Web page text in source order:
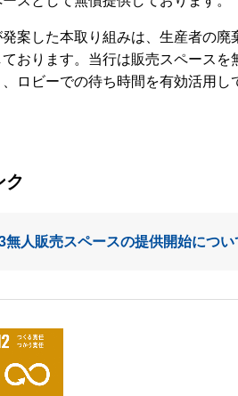
案した本取り組みは、生産者の
おります。当行は販売スペース
ロビーでの待ち時間を有効活用
ク
無人販売スペースの提供開始につい